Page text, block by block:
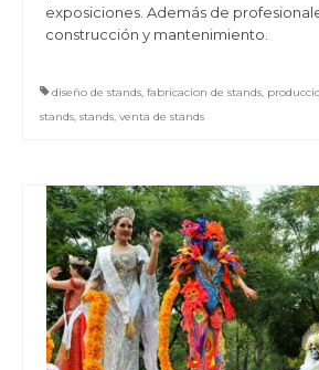
exposiciones. Además de
construcción y mantenimiento.
diseño de stands, fabricacion de stands,
stands, stands, venta de stands